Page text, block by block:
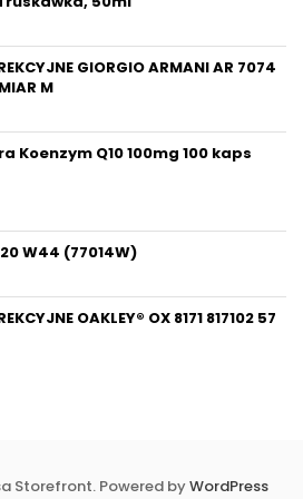
GIORGIO ARMANI AR 7074
M
Koenzym Q10 100mg 100 kaps
W44 (77014W)
OAKLEY® OX 8171 817102 57
Storefront. Powered byWordPress